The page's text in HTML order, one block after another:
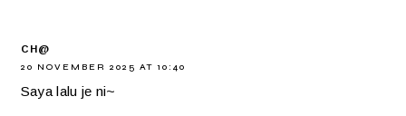
CH@
20 NOVEMBER 2025 AT 10:40
Saya lalu je ni~